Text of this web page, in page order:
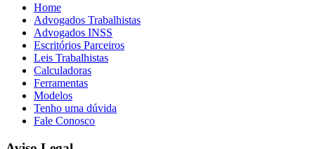
Home
Advogados Trabalhistas
Advogados INSS
Escritórios Parceiros
Leis Trabalhistas
Calculadoras
Ferramentas
Modelos
Tenho uma dúvida
Fale Conosco